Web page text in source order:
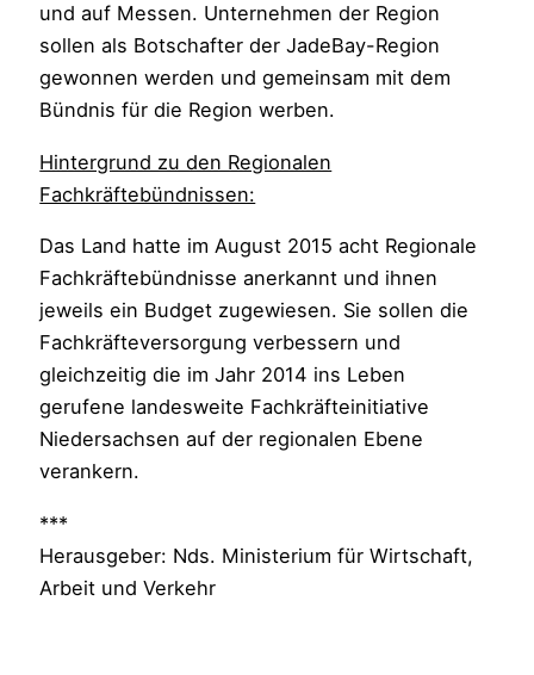
und auf Messen. Unternehmen der Region
sollen als Botschafter der JadeBay-Region
gewonnen werden und gemeinsam mit dem
Bündnis für die Region werben.
Hintergrund zu den Regionalen
Fachkräftebündnissen:
Das Land hatte im August 2015 acht Regionale
Fachkräftebündnisse anerkannt und ihnen
jeweils ein Budget zugewiesen. Sie sollen die
Fachkräfteversorgung verbessern und
gleichzeitig die im Jahr 2014 ins Leben
gerufene landesweite Fachkräfteinitiative
Niedersachsen auf der regionalen Ebene
verankern.
***
Herausgeber: Nds. Ministerium für Wirtschaft,
Arbeit und Verkehr